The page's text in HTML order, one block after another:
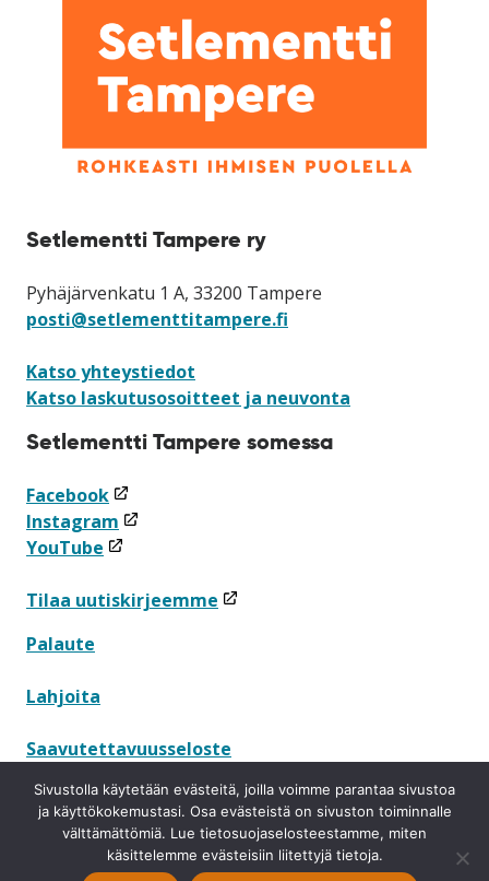
Setlementti Tampere ry
Pyhäjärvenkatu 1 A, 33200 Tampere
posti@setlementtitampere.fi
Katso yhteystiedot
Katso laskutusosoitteet ja neuvonta
Setlementti Tampere somessa
Facebook(linkki
avataan
uuteen
Instagram (linkki
avataan
ikkunaan)
YouTube (linkki
uuteen
Tilaa uutiskirjeemme (linkki
Palaute
Lahjoita
Saavutettavuusseloste
Tietosuojaseloste
Ilmoituskanava
Sivustolla käytetään evästeitä, joilla voimme parantaa sivustoa
ja käyttökokemustasi. Osa evästeistä on sivuston toiminnalle
välttämättömiä. Lue tietosuojaselosteestamme, miten
käsittelemme evästeisiin liitettyjä tietoja.